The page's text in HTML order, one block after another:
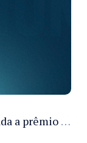
Fundadora da CENARIUM é indicada a prêmio 100+ Jornalistas Admirados